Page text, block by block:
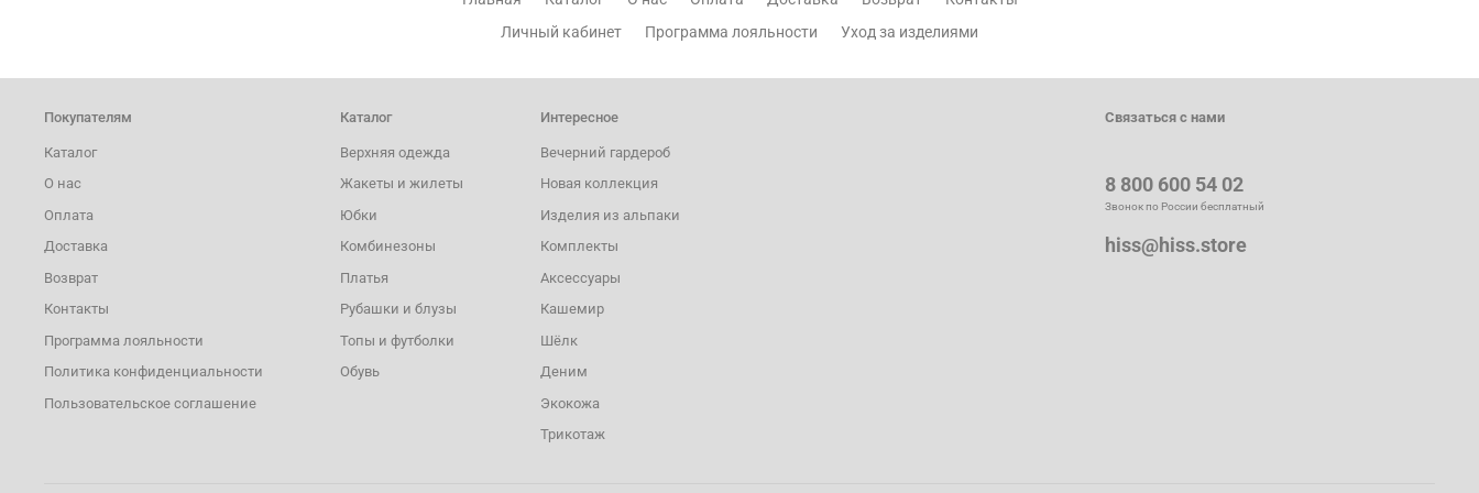
Личный кабинет
Программа лояльности Уход за изделиями
Покупателям
Каталог
О нас
Оплата
Доставка
Возврат
Контакты
Программа лояльности
Политика конфиденциальности
Пользовательское соглашение
Каталог
Верхняя одежда
Жакеты и жилеты
Юбки
Комбинезоны
Платья
Рубашки и блузы
Топы и футболки
Обувь
Интересное
Вечерний гардероб
Новая коллекция
Изделия из альпаки
Комплекты
Аксессуары
Кашемир
Шёлк
Деним
Экокожа
Трикотаж
Связаться с нами
8 800 600 54 02
Звонок по России бесплатный
hiss@hiss.store